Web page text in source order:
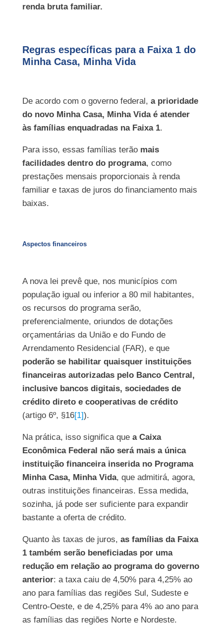
renda bruta familiar.
Regras específicas para a Faixa 1 do
Minha Casa, Minha Vida
De acordo com o governo federal, a prioridade
do novo Minha Casa, Minha Vida é atender
às famílias enquadradas na Faixa 1.
Para isso, essas famílias terão mais
facilidades dentro do programa, como
prestações mensais proporcionais à renda
familiar e taxas de juros do financiamento mais
baixas.
Aspectos financeiros
A nova lei prevê que, nos municípios com
população igual ou inferior a 80 mil habitantes,
os recursos do programa serão,
preferencialmente, oriundos de dotações
orçamentárias da União e do Fundo de
Arrendamento Residencial (FAR), e que
poderão se habilitar quaisquer instituições
financeiras autorizadas pelo Banco Central,
inclusive bancos digitais, sociedades de
crédito direto e cooperativas de crédito
(artigo 6º, §16[1]).
Na prática, isso significa que a Caixa
Econômica Federal não será mais a única
instituição financeira inserida no Programa
Minha Casa, Minha Vida, que admitirá, agora,
outras instituições financeiras. Essa medida,
sozinha, já pode ser suficiente para expandir
bastante a oferta de crédito.
Quanto às taxas de juros, as famílias da Faixa
1 também serão beneficiadas por uma
redução em relação ao programa do governo
anterior: a taxa caiu de 4,50% para 4,25% ao
ano para famílias das regiões Sul, Sudeste e
Centro-Oeste, e de 4,25% para 4% ao ano para
as famílias das regiões Norte e Nordeste.